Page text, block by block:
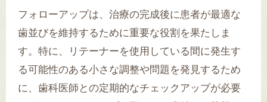
フォローアップは、治療の完成後に患者が最適な
歯並びを維持するために重要な役割を果たしま
す。特に、リテーナーを使用している間に発生す
る可能性のある小さな調整や問題を発見するため
に、歯科医師との定期的なチェックアップが必要